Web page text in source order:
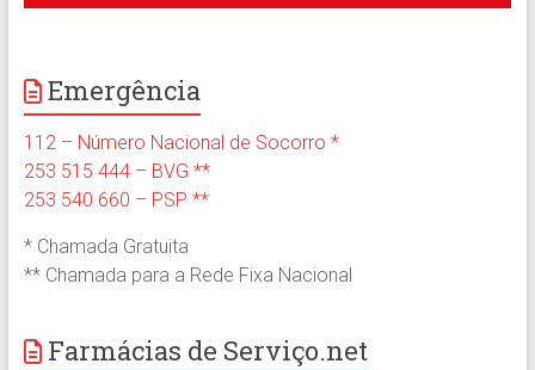
Emergência
112 – Número Nacional de Socorro *
253 515 444 – BVG **
253 540 660 – PSP **
* Chamada Gratuita
** Chamada para a Rede Fixa Nacional
Farmácias de Serviço.net